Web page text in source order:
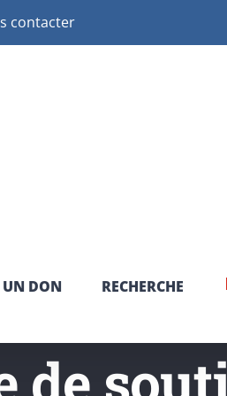
contacter
DON RECHERCHE